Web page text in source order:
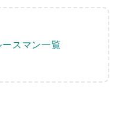
スマン一覧